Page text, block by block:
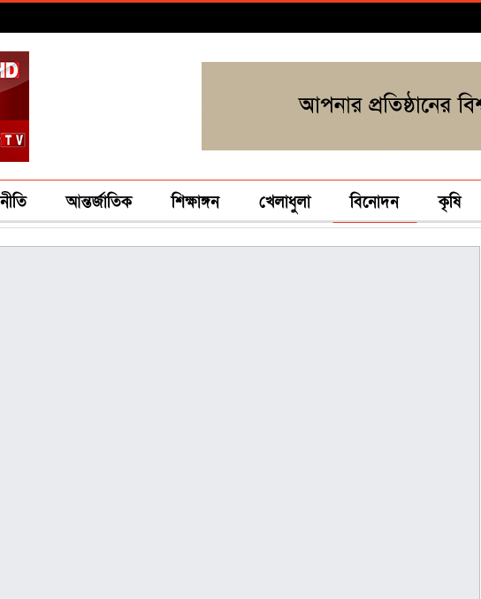
আন্তর্জাতিক শিক্ষাঙ্গন খেলাধুলা বিনোদন কৃষি